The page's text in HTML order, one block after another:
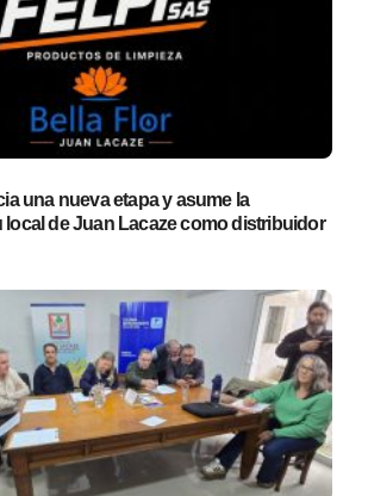
una nueva etapa y asume la
local de Juan Lacaze como distribuidor